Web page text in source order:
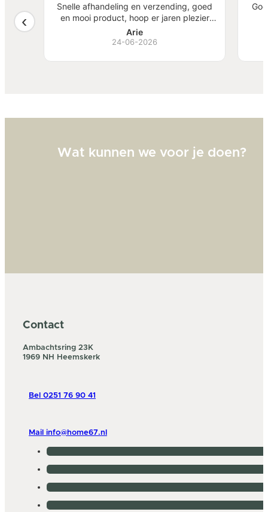
mooi
Snelle afhandeling en verzending, goed
en mooi product, hoop er jaren plezier
van te hebben.
Arie
24-06-2026
Wat kunnen we voor je doen?
Contact
Ambachtsring 23K
1969 NH Heemskerk
Bel 0251 76 90 41
Mail info@home67.nl